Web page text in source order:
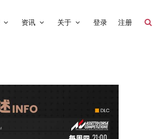
资讯 关于 登录 注册